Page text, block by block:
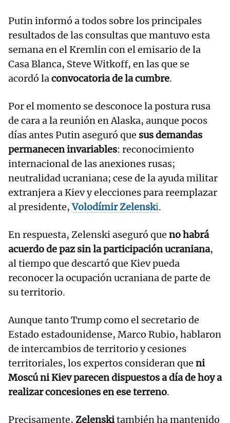
Putin informó a todos sobre los principales
resultados de las consultas que mantuvo esta
semana en el Kremlin con el emisario de la
Casa Blanca, Steve Witkoff, en las que se
acordó laconvocatoria de la cumbre.
Por el momento se desconoce la postura rusa
de cara a la reunión en Alaska, aunque pocos
días antes Putin aseguró que sus demandas
permanecen invariables: reconocimiento
internacional de las anexiones rusas;
neutralidad ucraniana; cese de la ayuda militar
extranjera a Kiev y elecciones para reemplazar
al presidente,Volodímir Zelenski.
En respuesta, Zelenski aseguró que no habrá
acuerdo de paz sin la participación ucraniana,
al tiempo que descartó que Kiev pueda
reconocer la ocupación ucraniana de parte de
su territorio.
Aunque tanto Trump como el secretario de
Estado estadounidense, Marco Rubio, hablaron
de intercambios de territorio y cesiones
territoriales, los expertos consideran que ni
Moscú ni Kiev parecen dispuestos a día de hoy a
realizar concesiones en ese terreno.
Precisamente, Zelenskitambién ha mantenido